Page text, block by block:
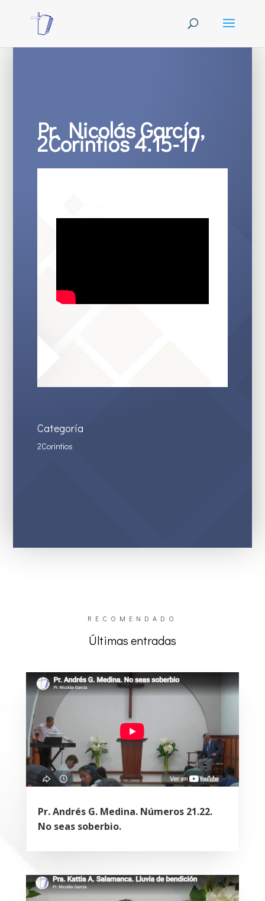
Pr. Nicolás García,
2Corintios 4.15-17
Categoría
2Corintios
RECOMENDADO
Últimas entradas
Pr. Andrés G. Medina. Números 21.22.
No seas soberbio.